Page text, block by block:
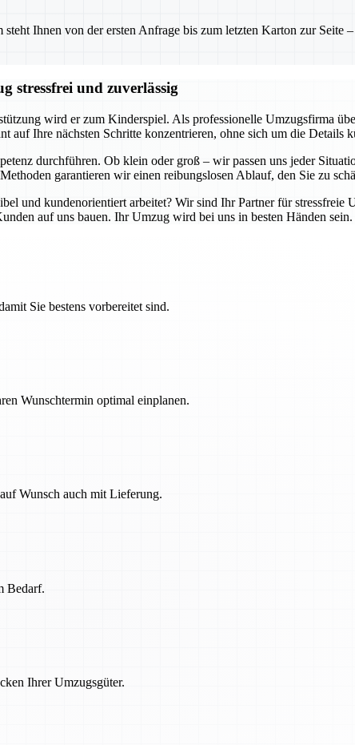
Ihnen von der ersten Anfrage bis zum letzten Karton zur Seite
stressfrei und zuverlässig
wird er zum Kinderspiel. Als professionelle Umzugsfirma
auf Ihre nächsten Schritte konzentrieren, ohne sich um die Details
durchführen. Ob klein oder groß – wir passen uns jeder
garantieren wir einen reibungslosen Ablauf, den Sie zu
und kundenorientiert arbeitet? Wir sind Ihr Partner für stressfreie
auf uns bauen. Ihr Umzug wird bei uns in besten Händen sein.
Sie bestens vorbereitet sind.
Wunschtermin optimal einplanen.
Wunsch auch mit Lieferung.
Bedarf.
Ihrer Umzugsgüter.